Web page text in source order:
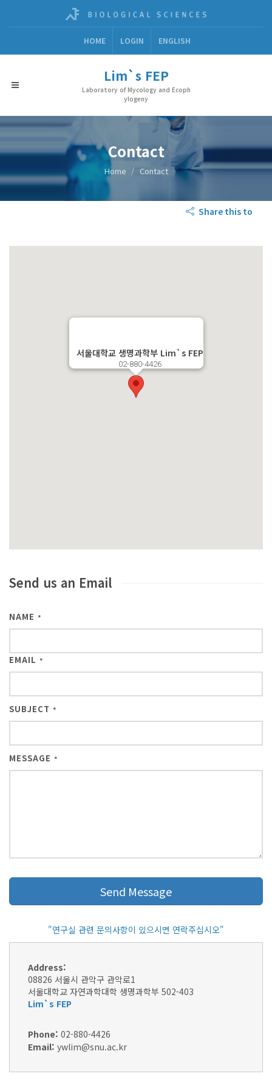
HOME LOGIN ENGLISH
Lim`s FEP
Laboratory of Mycology and Ecoph
ylogeny
Contact
Home Contact
Share this to
서울대학교 생명과학부 Lim`s FEP
02-880-4426
Send us an Email
NAME *
EMAIL *
SUBJECT *
MESSAGE *
"연구실 관련 문의사항이 있으시면 연락주십시오"
Address:
08826 서울시 관악구 관악로1
서울대학교 자연과학대학 생명과학부 502-403
Lim`s FEP
Phone: 02-880-4426
Email: ywlim@snu.ac.kr